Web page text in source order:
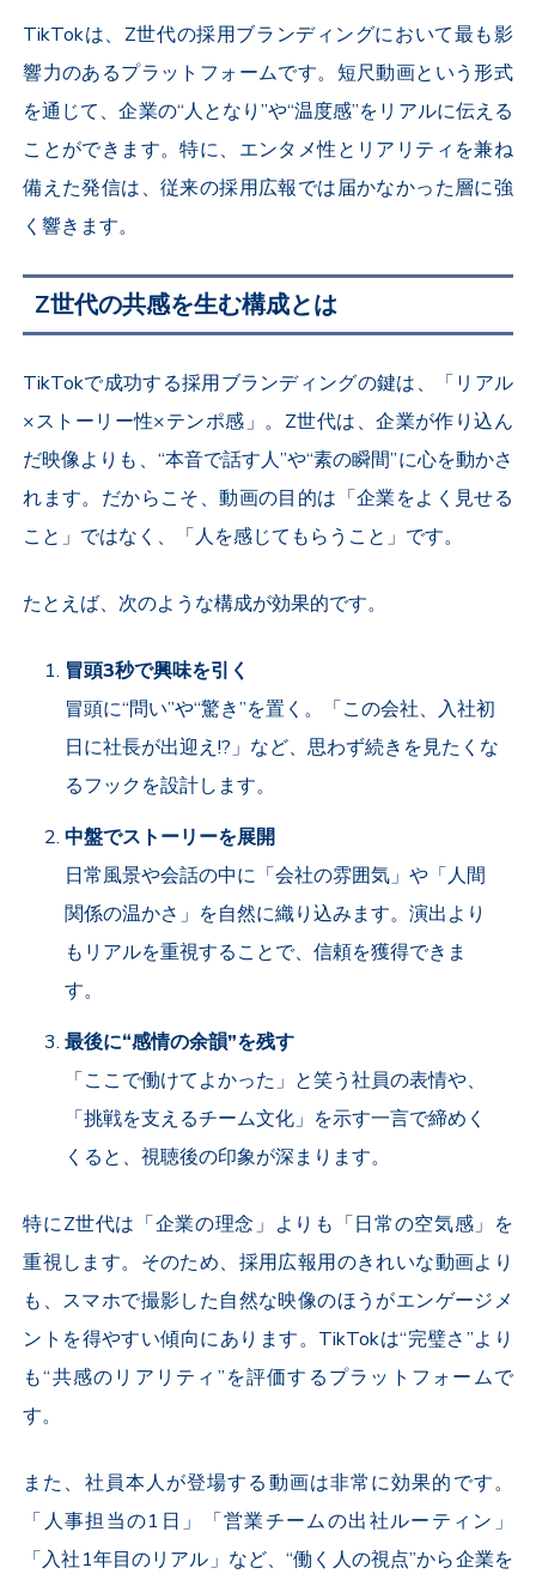
TikTokは、 Z世代の採用ブランディングにおいて最も影
響力のあるプラットフォームです。短尺動画という形式
を通じて、企業の“人となり”や“温度感”をリアルに伝える
ことができます。特に、エンタメ性とリアリティを兼ね
備えた発信は、従来の採用広報では届かなかった層に強
く響きます。
Z世代の共感を生む構成とは
TikTokで成功する採用ブランディングの鍵は、「リアル
×ストーリー性×テンポ感」。 Z世代は、企業が作り込ん
だ映像よりも、“本音で話す人”や“素の瞬間”に心を動かさ
れます。だからこそ、動画の目的は「企業をよく見せる
こと」ではなく、「人を感じてもらうこと」です。
たとえば、次のような構成が効果的です。
冒頭3秒で興味を引く
冒頭に“問い”や“驚き”を置く。「この会社、入社初
日に社長が出迎え!?」など、思わず続きを見たくな
るフックを設計します。
中盤でストーリーを展開
日常風景や会話の中に「会社の雰囲気」や「人間
関係の温かさ」を自然に織り込みます。演出より
もリアルを重視することで、信頼を獲得できま
す。
最後に“感情の余韻”を残す
「ここで働けてよかった」と笑う社員の表情や、
「挑戦を支えるチーム文化」を示す一言で締めく
くると、視聴後の印象が深まります。
特にZ世代は「企業の理念」よりも「日常の空気感」を
重視します。そのため、採用広報用のきれいな動画より
も、スマホで撮影した自然な映像のほうがエンゲージメ
ントを得やすい傾向にあります。 TikTokは“完璧さ”より
も“共感のリアリティ”を評価するプラットフォームで
す。
また、社員本人が登場する動画は非常に効果的です。
「人事担当の1 日」「営業チームの出社ルーティン」
「入社1年目のリアル」など、“働く人の視点”から企業を